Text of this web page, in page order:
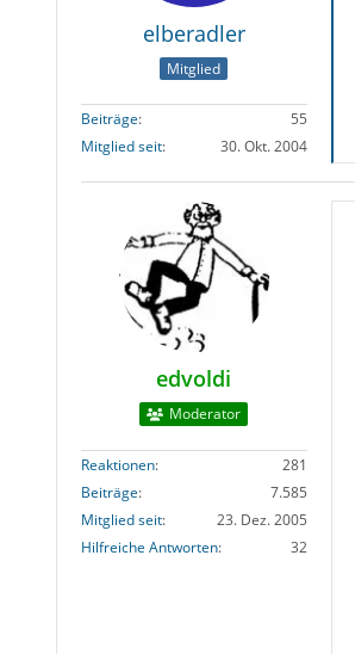
elberadler
Mitglied
Beiträge
55
Mitglied seit
30. Okt. 2004
edvoldi
Moderator
Reaktionen
281
Beiträge
7.585
Mitglied seit
23. Dez. 2005
Hilfreiche Antworten
32